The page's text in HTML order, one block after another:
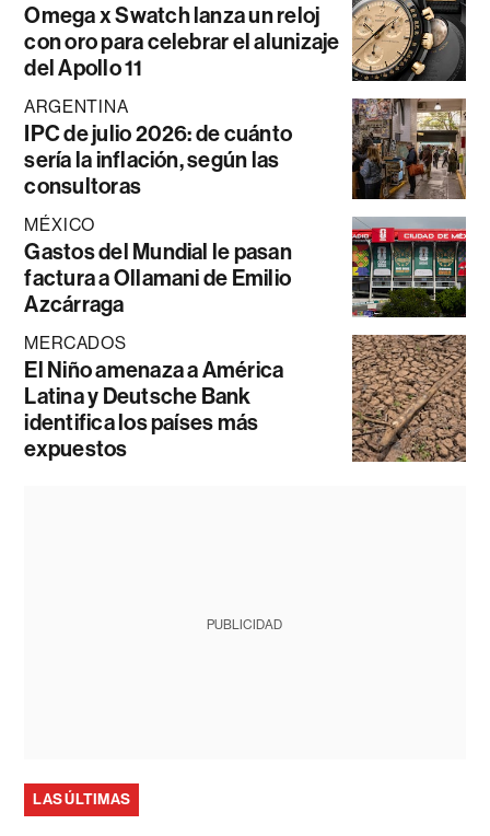
Omega x Swatch lanza un reloj
con oro para celebrar el alunizaje
del Apollo 11
ARGENTINA
IPC de julio 2026: de cuánto
sería la inflación, según las
consultoras
MÉXICO
Gastos del Mundial le pasan
factura a Ollamani de Emilio
Azcárraga
MERCADOS
El Niño amenaza a América
Latina y Deutsche Bank
identifica los países más
expuestos
PUBLICIDAD
LAS ÚLTIMAS